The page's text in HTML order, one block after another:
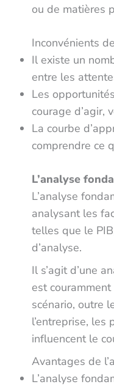
ou de matières
Inconvénients
Il existe un
entre les
Les
courage d’agir,
La courbe
comprendre ce
L’analyse
L’analyse
analysant les
telles que le
d’analyse.
Il s’agit d’une
est
scénario, outre
l’entreprise, les
influencent le
Avantages de
L’analyse